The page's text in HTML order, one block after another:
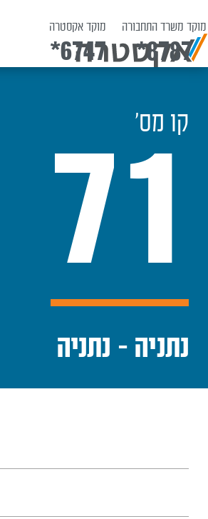
מוקד משרד התחבורה
*8787
מוקד אקסטרה
*6747
קו מס׳
71
נתניה - נתניה